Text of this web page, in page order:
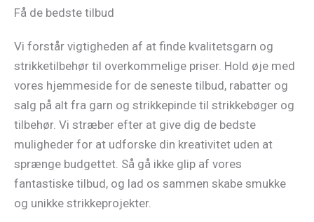
Få de bedste tilbud
Vi forstår vigtigheden af at finde kvalitetsgarn og
strikketilbehør til overkommelige priser. Hold øje med
vores hjemmeside for de seneste tilbud, rabatter og
salg på alt fra garn og strikkepinde til strikkebøger og
tilbehør. Vi stræber efter at give dig de bedste
muligheder for at udforske din kreativitet uden at
sprænge budgettet. Så gå ikke glip af vores
fantastiske tilbud, og lad os sammen skabe smukke
og unikke strikkeprojekter.